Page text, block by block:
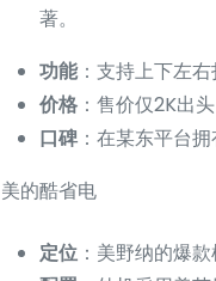
著。
功能：支持上下左右
价格 ：售价仅2K出
口碑 ：在某东平台
美的酷省电
定位 ：美野纳的爆